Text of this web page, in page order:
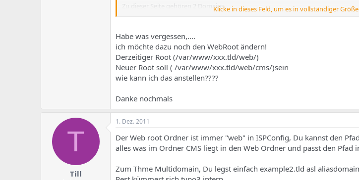
Zu dieser Seite gehören 2 Domains
Was muss ich im ISPConfig einstellen das die Seiten angezeigt werden?
Mein System:
IspConfig 3.0.3
Debian 6.0.3
Weiters muss ich irgendwelche Records von den Domains selbst auch ändern????
Bitte um dringende Hilfe!
Klicke in dieses Feld, um es in vollständiger
Habe was vergessen,....
ich möchte dazu noch den WebRoot ändern!
Derzeitiger Root (/var/www/xxx.tld/web/)
Neuer Root soll ( /var/www/xxx.tld/web/cms/)sein
wie kann ich das anstellen????
Danke nochmals
T
Till
1. Dez. 2011
Der Web root Ordner ist immer "web" in ISPConfig, Du kannst den
alles was im Ordner CMS liegt in den Web Ordner und passt den Pfad
Zum Thme Multidomain, Du legst einfach example2.tld asl